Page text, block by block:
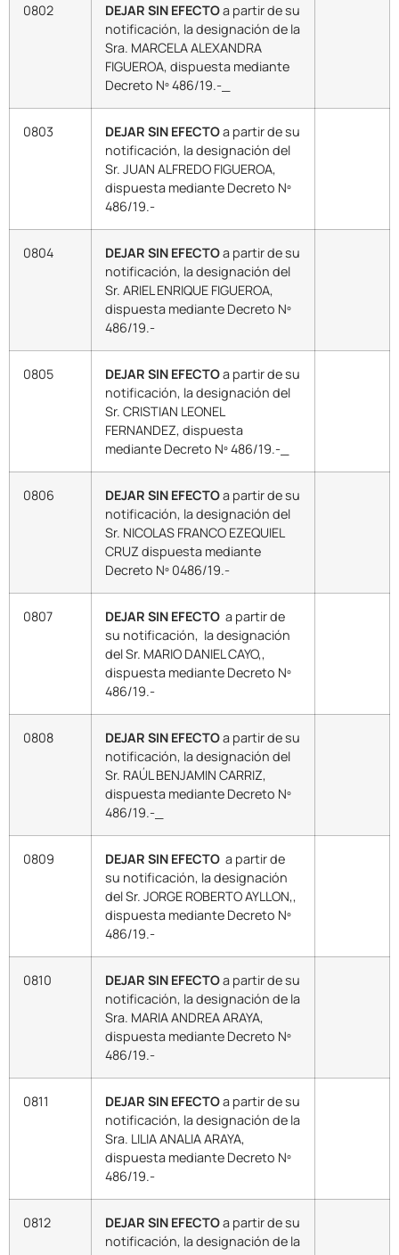
0802 DEJAR SIN EFECTOa partir de su
notificación, la designación de la
Sra. MARCELA ALEXANDRA
FIGUEROA, dispuesta mediante
Decreto Nº 486/19.-_
0803 DEJAR SIN EFECTOa partir de su
notificación, la designación del
Sr. JUAN ALFREDO FIGUEROA,
dispuesta mediante Decreto Nº
486/19.-
0804 DEJAR SIN EFECTOa partir de su
notificación, la designación del
Sr. ARIEL ENRIQUE FIGUEROA,
dispuesta mediante Decreto Nº
486/19.-
0805 DEJAR SIN EFECTOa partir de su
notificación, la designación del
Sr. CRISTIAN LEONEL
FERNANDEZ, dispuesta
mediante Decreto Nº 486/19.-_
0806 DEJAR SIN EFECTOa partir de su
notificación, la designación del
Sr. NICOLAS FRANCO EZEQUIEL
CRUZ dispuesta mediante
Decreto Nº 0486/19.-
0807 DEJAR SIN EFECTO a partir de
su notificación, la designación
del Sr. MARIO DANIEL CAYO,,
dispuesta mediante Decreto Nº
486/19.-
0808 DEJAR SIN EFECTOa partir de su
notificación, la designación del
Sr. RAÚL BENJAMIN CARRIZ,
dispuesta mediante Decreto Nº
486/19.-_
0809 DEJAR SIN EFECTO a partir de
su notificación, la designación
del Sr. JORGE ROBERTO AYLLON,,
dispuesta mediante Decreto Nº
486/19.-
0810 DEJAR SIN EFECTOa partir de su
notificación, la designación de la
Sra. MARIA ANDREA ARAYA,
dispuesta mediante Decreto Nº
486/19.-
0811 DEJAR SIN EFECTOa partir de su
notificación, la designación de la
Sra. LILIA ANALIA ARAYA,
dispuesta mediante Decreto Nº
486/19.-
0812 DEJAR SIN EFECTOa partir de su
notificación, la designación de la